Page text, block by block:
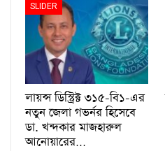
SLIDER
লায়ন্স ডিস্ট্রিক্ট ৩১৫-বি১-এর
নতুন জেলা গভর্নর হিসেবে
ডা. খন্দকার মাজহারুল
আনোয়ারের…